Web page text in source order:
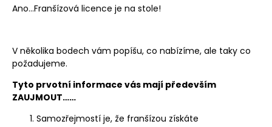
Ano…Franšízová licence je na stole!
V několika bodech vám popíšu, co nabízíme, ale taky co
požadujeme.
Tyto prvotní informace vás mají především
ZAUJMOUT……
Samozřejmostí je, že franšízou získáte